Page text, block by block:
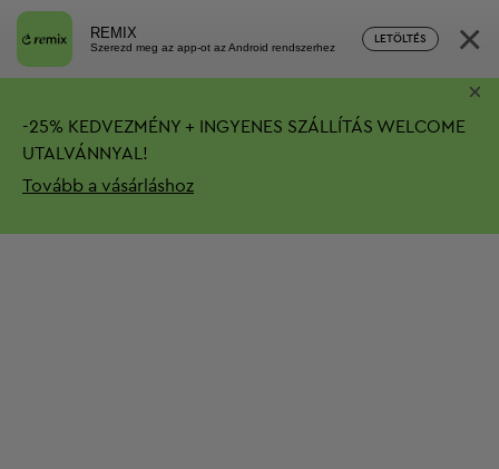
REMIX
Szerezd meg az app-ot az Android rendszerhez
LETÖLTÉS ×
-25% KEDVEZMÉNY + INGYENES SZÁLLÍTÁS WELCOME
UTALVÁNNYAL!
Tovább a vásárláshoz
×